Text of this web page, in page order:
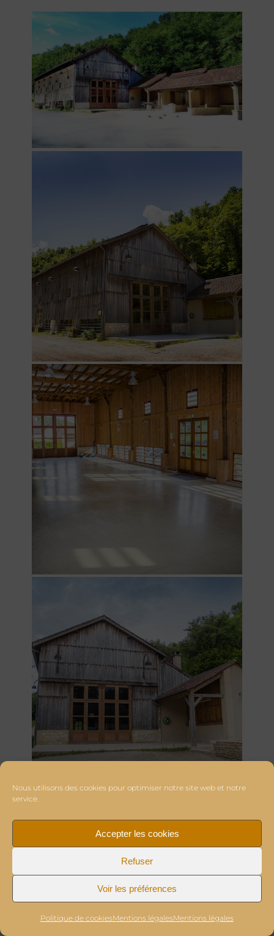
Nous utilisons des cookies pour optimiser notre site web et notre
service.
Accepter les cookies
Refuser
Voir les préférences
Politique de cookiesMentions légalesMentions légales